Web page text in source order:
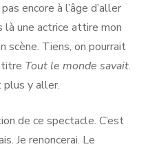
encore à l’âge d’aller
là une actrice attire mon
scène. Tiens, on pourrait
titre Tout le monde savait.
plus y aller.
de ce spectacle. C’est
Je renoncerai. Le